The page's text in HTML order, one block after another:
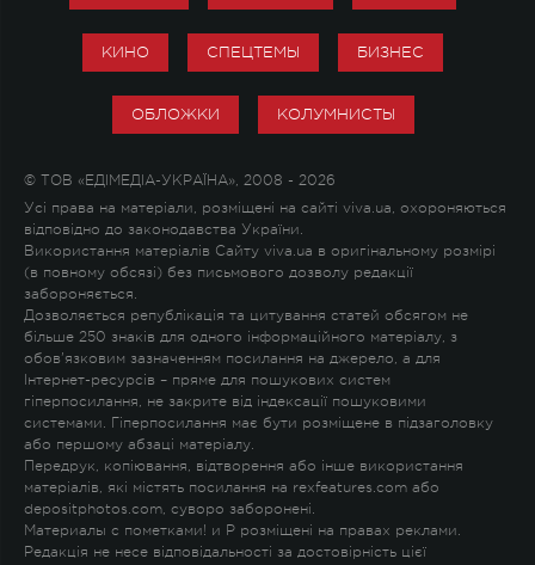
КИНО СПЕЦТЕМЫ БИЗНЕС
ОБЛОЖКИ КОЛУМНИСТЫ
© ТОВ «ЕДІМЕДІА-УКРАЇНА», 2008 - 2026
Усі права на матеріали, розміщені на сайті viva.ua, охороняються
відповідно до законодавства України.
Використання матеріалів Сайту viva.ua в оригінальному розмірі
(в повному обсязі) без письмового дозволу редакції
забороняється.
Дозволяється републікація та цитування статей обсягом не
більше 250 знаків для одного інформаційного матеріалу, з
обов'язковим зазначенням посилання на джерело, а для
Інтернет-ресурсів – пряме для пошукових систем
гіперпосилання, не закрите від індексації пошуковими
системами. Гіперпосилання має бути розміщене в підзаголовку
або першому абзаці матеріалу.
Передрук, копіювання, відтворення або інше використання
матеріалів, які містять посилання на rexfeatures.com або
depositphotos.com, суворо заборонені.
Материалы с пометками! и P розміщені на правах реклами.
Редакція не несе відповідальності за достовірність цієї